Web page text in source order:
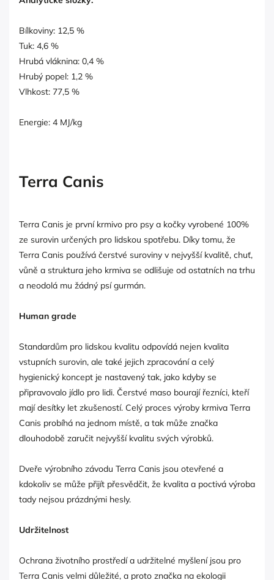
Bílkoviny: 12,5 %
Tuk: 4,6 %
Hrubá vláknina: 0,4 %
Hrubý popel: 1,2 %
Vlhkost: 77,5 %
Energie: 4 MJ/kg
Terra Canis
Terra Canis je první krmivo pro psy a kočky vyrobené 100%
ze surovin určených pro lidskou spotřebu. Díky tomu, že
Terra Canis používá čerstvé suroviny v nejvyšší kvalitě, chuť,
vůně a struktura jeho krmiva se odlišuje od ostatních na trhu
a neodolá mu žádný psí gurmán.
Human grade
Standardům pro lidskou kvalitu odpovídá nejen kvalita
vstupních surovin, ale také jejich zpracování a celý
hygienický koncept je nastavený tak, jako kdyby se
připravovalo jídlo pro lidi. Čerstvé maso bourají řezníci, kteří
mají desítky let zkušeností. Celý proces výroby krmiva Terra
Canis probíhá na jednom místě, a tak může značka
dlouhodobě zaručit nejvyšší kvalitu svých výrobků.
Dveře výrobního závodu Terra Canis jsou otevřené a
kdokoliv se může přijít přesvědčit, že kvalita a poctivá výroba
tady nejsou prázdnými hesly.
Udržitelnost
Ochrana životního prostředí a udržitelné myšlení jsou pro
Terra Canis velmi důležité, a proto značka na ekologii